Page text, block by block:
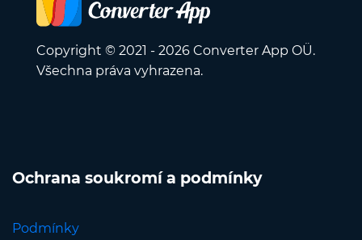
Copyright © 2021 - 2026 Converter App OÜ.
Všechna práva vyhrazena.
Ochrana soukromí a podmínky
Podmínky